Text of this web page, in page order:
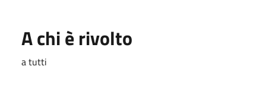
A chi è rivolto
a tutti